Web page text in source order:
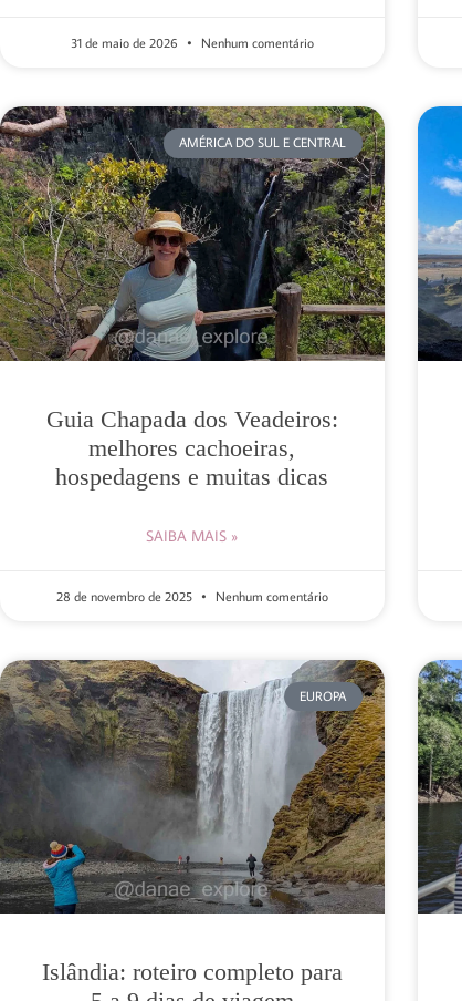
31 de maio de 2026 Nenhum comentário
AMÉRICA DO SUL E CENTRAL
Guia Chapada dos Veadeiros:
melhores cachoeiras,
hospedagens e muitas dicas
SAIBA MAIS »
28 de novembro de 2025 Nenhum comentário
EUROPA
Islândia: roteiro completo para